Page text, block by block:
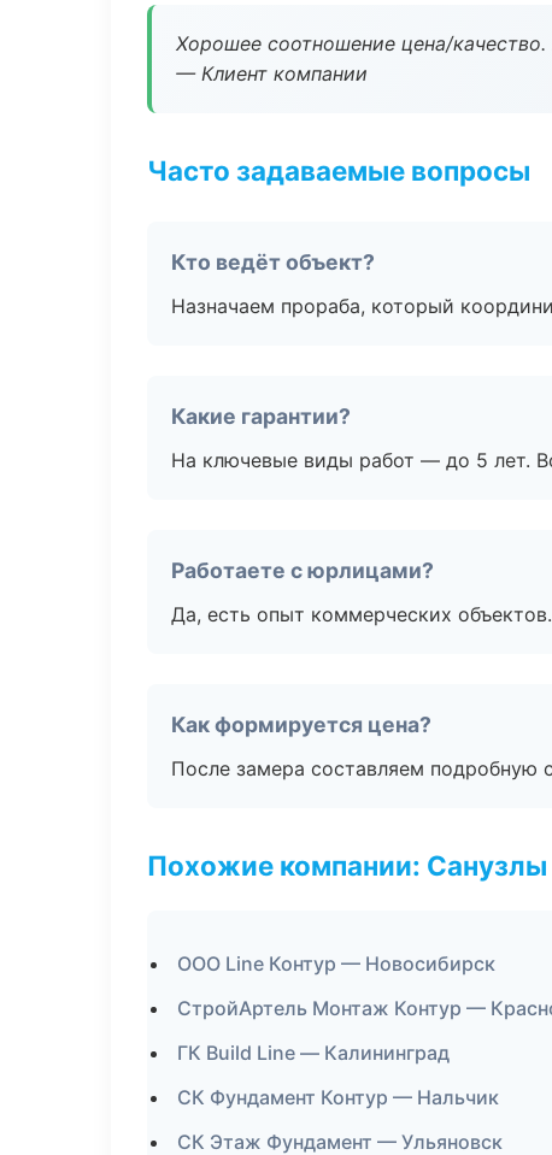
Хорошее соотношение цена/
— Клиент компании
Часто задаваемые вопросы
Кто ведёт объект?
Назначаем прораба, который
Какие гарантии?
На ключевые виды работ — до 5 лет.
Работаете с юрлицами?
Да, есть опыт коммерческих
Как формируется цена?
После замера составляем подробную
Похожие компании: Санузлы
ООО Line Контур — Новосибирск
СтройАртель Монтаж Контур —
ГК Build Line — Калининград
СК Фундамент Контур — Нальчик
СК Этаж Фундамент — Ульяновск